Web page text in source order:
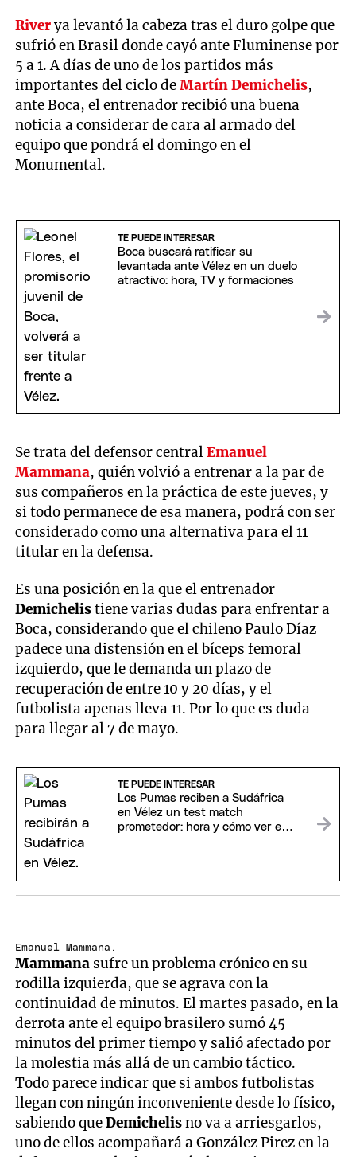
Riverya levantó la cabeza tras el duro golpe que
sufrió en Brasil donde cayó ante Fluminense por
5 a 1. A días de uno de los partidos más
importantes del ciclo deMartín Demichelis,
ante Boca, el entrenador recibió una buena
noticia a considerar de cara al armado del
equipo que pondrá el domingo en el
Monumental.
TE PUEDE INTERESAR
Boca buscará ratificar su
levantada ante Vélez en un duelo
atractivo: hora, TV y formaciones
Se trata del defensor centralEmanuel
Mammana, quién volvió a entrenar a la par de
sus compañeros en la práctica de este jueves, y
si todo permanece de esa manera, podrá con ser
considerado como una alternativa para el 11
titular en la defensa.
Es una posición en la que el entrenador
Demichelistiene varias dudas para enfrentar a
Boca, considerando que el chileno Paulo Díaz
padece una distensión en el bíceps femoral
izquierdo, que le demanda un plazo de
recuperación de entre 10 y 20 días, y el
futbolista apenas lleva 11. Por lo que es duda
para llegar al 7 de mayo.
TE PUEDE INTERESAR
Los Pumas reciben a Sudáfrica
en Vélez un test match
prometedor: hora y cómo ver en
Emanuel Mammana.
Mammana sufre un problema crónico en su
rodilla izquierda, que se agrava con la
continuidad de minutos. El martes pasado, en la
derrota ante el equipo brasilero sumó 45
minutos del primer tiempo y salió afectado por
la molestia más allá de un cambio táctico.
Todo parece indicar que si ambos futbolistas
llegan con ningún inconveniente desde lo físico,
sabiendo queDemichelisno va a arriesgarlos,
uno de ellos acompañará a González Pirez en la